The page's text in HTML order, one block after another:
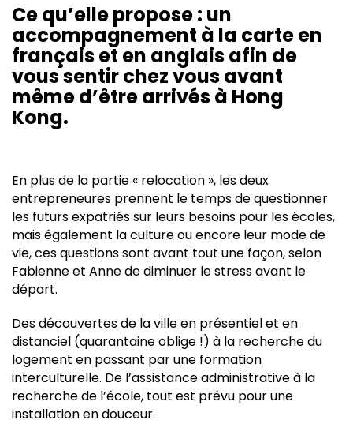
Ce qu’elle propose : un
accompagnement à la carte en
français et en anglais afin de
vous sentir chez vous avant
même d’être arrivés à Hong
Kong.
En plus de la partie « relocation », les deux
entrepreneures prennent le temps de questionner
les futurs expatriés sur leurs besoins pour les écoles,
mais également la culture ou encore leur mode de
vie, ces questions sont avant tout une façon, selon
Fabienne et Anne de diminuer le stress avant le
départ.
Des découvertes de la ville en présentiel et en
distanciel (quarantaine oblige !) à la recherche du
logement en passant par une formation
interculturelle. De l’assistance administrative à la
recherche de l’école, tout est prévu pour une
installation en douceur.